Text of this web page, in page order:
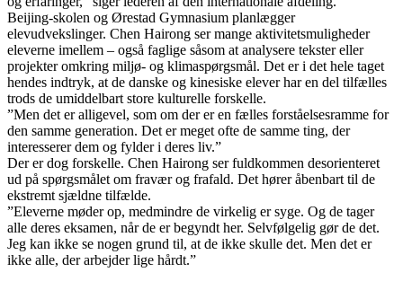
Beijing-skolen og Ørestad Gymnasium planlægger
elevudvekslinger. Chen Hairong ser mange aktivitetsmuligheder
eleverne imellem – også faglige såsom at analysere tekster eller
projekter omkring miljø- og klimaspørgsmål. Det er i det hele taget
hendes indtryk, at de danske og kinesiske elever har en del tilfælles
trods de umiddelbart store kulturelle forskelle.
”Men det er alligevel, som om der er en fælles forståelsesramme for
den samme generation. Det er meget ofte de samme ting, der
interesserer dem og fylder i deres liv.”
Der er dog forskelle. Chen Hairong ser fuldkommen desorienteret
ud på spørgsmålet om fravær og frafald. Det hører åbenbart til de
ekstremt sjældne tilfælde.
”Eleverne møder op, medmindre de virkelig er syge. Og de tager
alle deres eksamen, når de er begyndt her. Selvfølgelig gør de det.
Jeg kan ikke se nogen grund til, at de ikke skulle det. Men det er
ikke alle, der arbejder lige hårdt.”